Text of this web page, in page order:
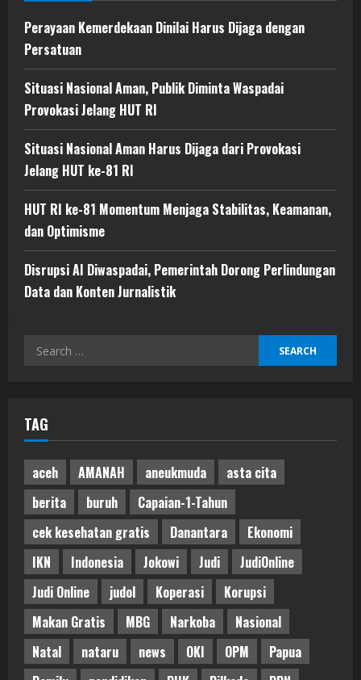
Perayaan Kemerdekaan Dinilai Harus Dijaga dengan
Persatuan
Situasi Nasional Aman, Publik Diminta Waspadai
Provokasi Jelang HUT RI
Situasi Nasional Aman Harus Dijaga dari Provokasi
Jelang HUT ke-81 RI
HUT RI ke-81 Momentum Menjaga Stabilitas, Keamanan,
dan Optimisme
Disrupsi AI Diwaspadai, Pemerintah Dorong Perlindungan
Data dan Konten Jurnalistik
Search
TAG
aceh AMANAH aneukmuda
asta cita
berita
buruh
Capaian-1-Tahun
cek kesehatan gratis
Danantara
Ekonomi
IKN
Indonesia Jokowi Judi
JudiOnline
Judi Online
judol Koperasi
Korupsi
Makan Gratis
MBG Narkoba
Nasional
Natal
nataru news OKI OPM
Papua